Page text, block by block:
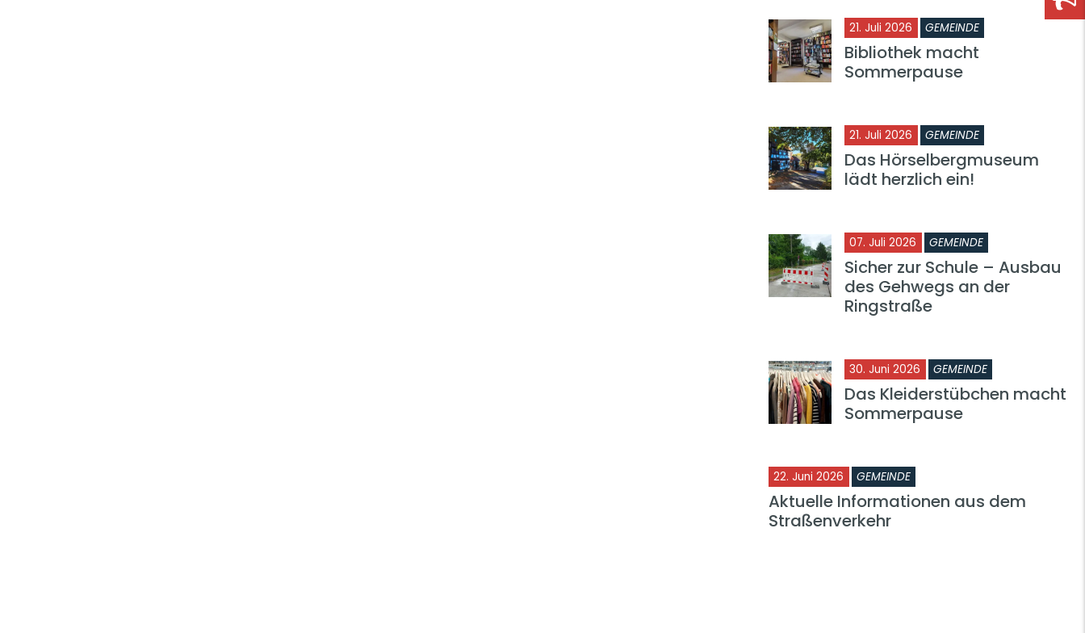
21. Juli 2026 GEMEINDE
Bibliothek macht
Sommerpause
21. Juli 2026 GEMEINDE
Das Hörselbergmuseum
lädt herzlich ein!
07. Juli 2026 GEMEINDE
Sicher zur Schule – Ausbau
des Gehwegs an der
Ringstraße
30. Juni 2026 GEMEINDE
Das Kleiderstübchen macht
Sommerpause
22. Juni 2026 GEMEINDE
Aktuelle Informationen aus dem
Straßenverkehr